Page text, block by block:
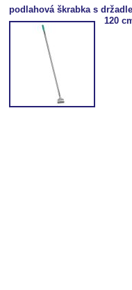
podlahová škrabka s
120